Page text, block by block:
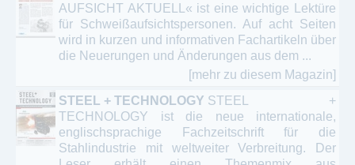
AUFSICHT AKTUELL« ist eine wichtige Lektüre
für Schweißaufsichtspersonen. Auf acht Seiten
wird in kurzen und informativen Fachartikeln über
die Neuerungen und Änderungen aus dem ...
[mehr zu diesem Magazin]
STEEL + TECHNOLOGY STEEL +
TECHNOLOGY ist die neue internationale,
englischsprachige Fachzeitschrift für die
Stahlindustrie mit weltweiter Verbreitung. Der